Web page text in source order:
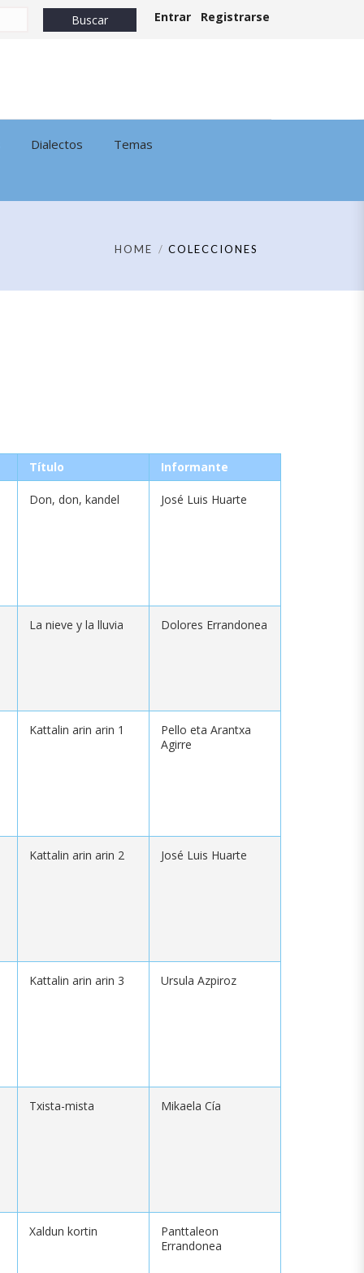
Entrar Registrarse
Dialectos Temas
HOME COLECCIONES
Título Informante
Don, don, kandel José Luis Huarte
La nieve y la lluvia Dolores Errandonea
Kattalin arin arin 1
Pello eta Arantxa
Agirre
Kattalin arin arin 2 José Luis Huarte
Kattalin arin arin 3 Ursula Azpiroz
Txista-mista Mikaela Cía
Xaldun kortin
Panttaleon
Errandonea